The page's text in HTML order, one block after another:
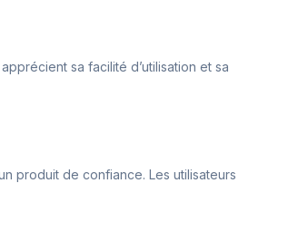
sa facilité d’utilisation et sa
produit de confiance. Les utilisateurs